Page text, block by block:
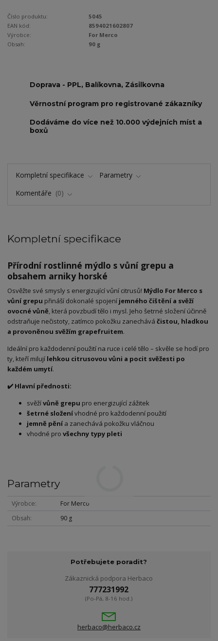
Číslo produktu:
5045
EAN kód:
8594021602807
Výrobce:
For Merco
Obsah:
90 g
Doprava - PPL, Balíkovna, Zásilkovna
Věrnostní program pro registrované zákazníky
Dodáváme do více než 10.000 výdejních míst a
boxů
Kompletní specifikace
Parametry
Komentáře
0
Kompletní specifikace
Přírodní rostlinné mýdlo s vůní grepu a
obsahem arniky horské
Osvěžte své smysly s energizující vůní citrusů! Mýdlo For Merco s
vůní grepu přináší dokonalé spojení jemného čištění a svěží
ovocné vůně, která povzbudí tělo i mysl. Jeho šetrné složení účinně
odstraňuje nečistoty, zatímco pokožku zanechává čistou, hladkou
a provoněnou svěžím grapefruitem.
Ideální pro každodenní použití na ruce i celé tělo – skvěle se hodí pro
ty, kteří milují lehkou citrusovou vůni a pocit svěžesti po
každém umytí.
✔️ Hlavní přednosti:
svěžívůně grepu pro energizující zážitek
šetrné složenívhodné pro každodenní použití
jemně pěnía zanechává pokožku vláčnou
vhodné pro všechny typy pleti
Parametry
Výrobce
For Merco
Obsah
90 g
Potřebujete poradit?
Zákaznická podpora Herbaco
777231992
(Po-Pá, 8-16 hod.)
herbaco@herbaco.cz